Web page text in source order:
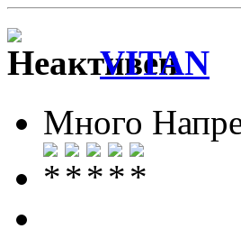
VITAN
Много